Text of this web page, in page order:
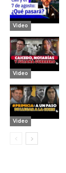
Video
Video
Video